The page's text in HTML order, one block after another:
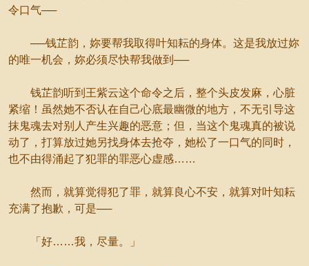
令口气──
──钱芷韵，妳要帮我取得叶知耘的身体。这是我放过妳
的唯一机会，妳必须尽快帮我做到──
钱芷韵听到王紫云这个命令之后，整个头皮发麻，心脏
紧缩！虽然她不否认在自己心底最幽微的地方，不无引导这
抹鬼魂去对别人产生兴趣的恶意；但，当这个鬼魂真的被说
动了，打算放过她另找身体去抢夺，她松了一口气的同时，
也不由得涌起了犯罪的罪恶心虚感……
然而，就算觉得犯了罪，就算良心不安，就算对叶知耘
充满了抱歉，可是──
「好……我，尽量。」